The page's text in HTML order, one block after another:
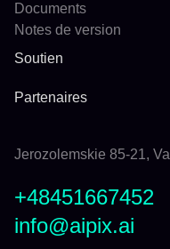
Documents
Notes de version
Soutien
Partenaires
Jerozolemskie 85-21,
+48451667452
info@aipix.ai